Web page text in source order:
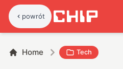
powrót
Home Tech